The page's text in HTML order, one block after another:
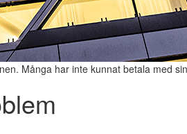
Många har inte kunnat betala med